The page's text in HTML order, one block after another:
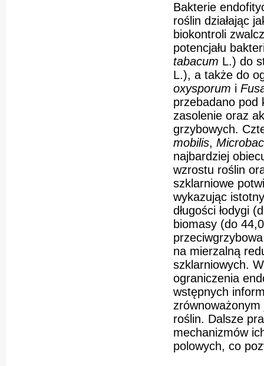
Bakterie
roślin działając
biokontroli
potencjału
tabacum L.) do
L.), a także do
oxysporum i
przebadano pod
zasolenie oraz
grzybowych.
mobilis,
najbardziej
wzrostu roślin
szklarniowe
wykazując
długości łodygi
biomasy (do
na mierzalną
szklarniowych.
ograniczenia
wstępnych
roślin. Dalsze
mechanizmów
polowych, co